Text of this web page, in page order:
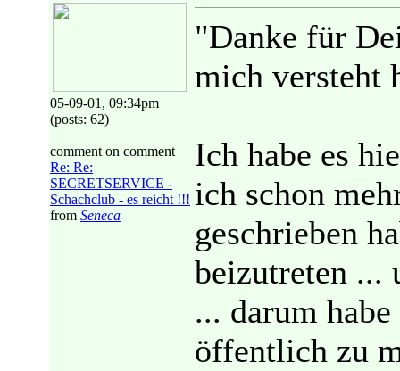
05-09-01, 09:34pm
(posts: 62)
comment on comment
Re: Re:
SECRETSERVICE -
Schachclub - es reicht !!!
from Seneca
"Danke für
mich versteht
Ich habe es
ich schon
geschrieben
beizutreten ...
... darum
öffentlich zu